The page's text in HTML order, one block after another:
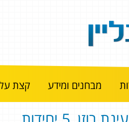
מבחנים ומידע קצת